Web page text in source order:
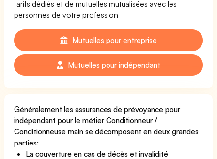
tarifs dédiés et de mutuelles mutualisées avec les
personnes de votre profession
Mutuelles pour entreprise
Mutuelles pour indépendant
Généralement les assurances de prévoyance pour
indépendant pour le métier Conditionneur /
Conditionneuse main se décomposent en deux grandes
parties:
La couverture en cas de décès et invalidité